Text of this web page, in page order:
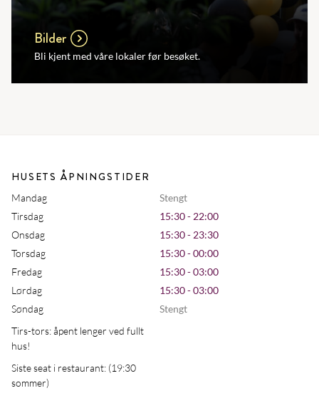
Bilder
Bli kjent med våre lokaler før besøket.
HUSETS ÅPNINGSTIDER
Mandag
Stengt
Tirsdag
15:30 - 22:00
Onsdag
15:30 - 23:30
Torsdag
15:30 - 00:00
Fredag
15:30 - 03:00
Lørdag
15:30 - 03:00
Søndag
Stengt
Tirs-tors: åpent lenger ved fullt
hus!
Siste seat i restaurant: (19:30
sommer)